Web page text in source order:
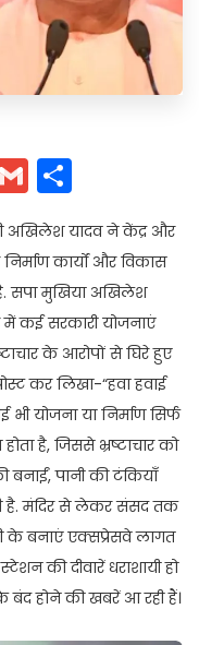
Gmail
अखिलेश यादव ने केंद्र और
कार्यों और विकास
सपा मुखिया अखिलेश
में कई सरकारी योजनाएं
के आरोपों से घिरे हुए
कर लिखा-“हवा हवाई
योजना या निर्माण सिर्फ
है, जिससे भ्रष्टाचार को
बनाईं, पानी की टंकियाँ
है. मंदिर से लेकर संसद तक
के बनाएं एक्सप्रेसवे लागत
की दीवारें धराशायी हो
बंद होने की खबरें आ रही हैं।